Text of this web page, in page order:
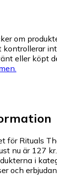
om
kontrollerar
eller köpt
för Rituals
nu är 127 kr.
i
och